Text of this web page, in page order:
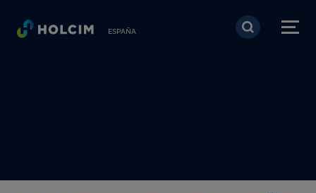
Pasar al contenido
ESPAÑA